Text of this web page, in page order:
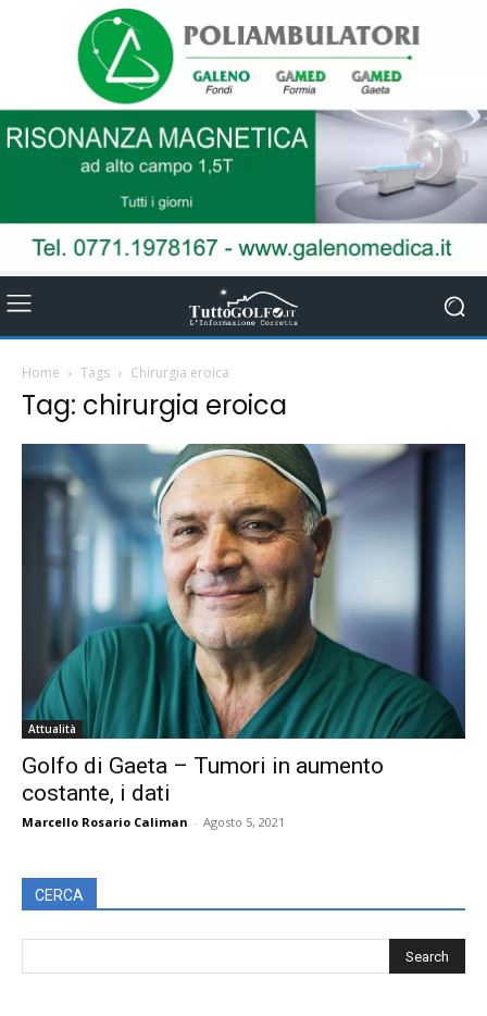
Home Tags Chirurgia eroica
Tag: chirurgia eroica
Attualità
Golfo di Gaeta – Tumori in aumento
costante, i dati
Marcello Rosario Caliman - Agosto 5, 2021
CERCA